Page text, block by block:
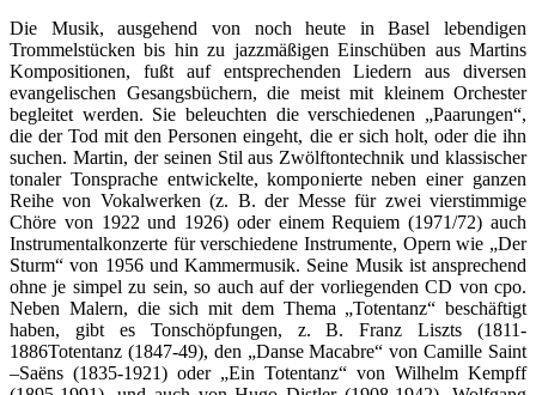
Die Musik, ausgehend von noch heute in Basel lebendigen
Trommelstücken bis hin zu jazzmäßigen Einschüben aus Martins
Kompositionen, fußt auf entsprechenden Liedern aus diversen
evangelischen Gesangsbüchern, die meist mit kleinem Orchester
begleitet werden. Sie beleuchten die verschiedenen „Paarungen“,
die der Tod mit den Personen eingeht, die er sich holt, oder die ihn
suchen. Martin, der seinen Stil aus Zwölftontechnik und klassischer
tonaler Tonsprache entwickelte, komponierte neben einer ganzen
Reihe von Vokalwerken (z. B. der Messe für zwei vierstimmige
Chöre von 1922 und 1926) oder einem Requiem (1971/72) auch
Instrumentalkonzerte für verschiedene Instrumente, Opern wie „Der
Sturm“ von 1956 und Kammermusik. Seine Musik ist ansprechend
ohne je simpel zu sein, so auch auf der vorliegenden CD von cpo.
Neben Malern, die sich mit dem Thema „Totentanz“ beschäftigt
haben, gibt es Tonschöpfungen, z. B. Franz Liszts (1811-
1886Totentanz (1847-49), den „Danse Macabre“ von Camille Saint
–Saëns (1835-1921) oder „Ein Totentanz“ von Wilhelm Kempff